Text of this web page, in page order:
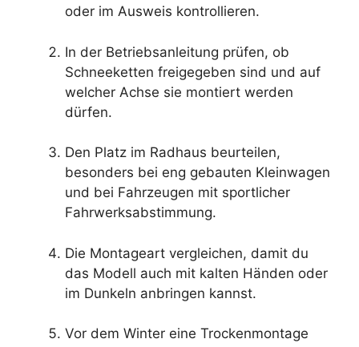
oder im Ausweis kontrollieren.
In der Betriebsanleitung prüfen, ob
Schneeketten freigegeben sind und auf
welcher Achse sie montiert werden
dürfen.
Den Platz im Radhaus beurteilen,
besonders bei eng gebauten Kleinwagen
und bei Fahrzeugen mit sportlicher
Fahrwerksabstimmung.
Die Montageart vergleichen, damit du
das Modell auch mit kalten Händen oder
im Dunkeln anbringen kannst.
Vor dem Winter eine Trockenmontage